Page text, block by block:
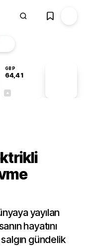
GBP
64,41
yayılan
hayatını
gündelik